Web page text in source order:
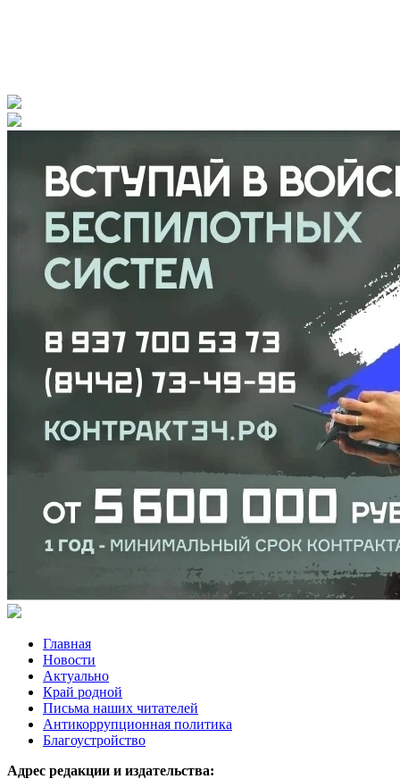
Главная
Новости
Актуально
Край родной
Письма наших читателей
Антикоррупционная политика
Благоустройство
Адрес редакции и издательства: